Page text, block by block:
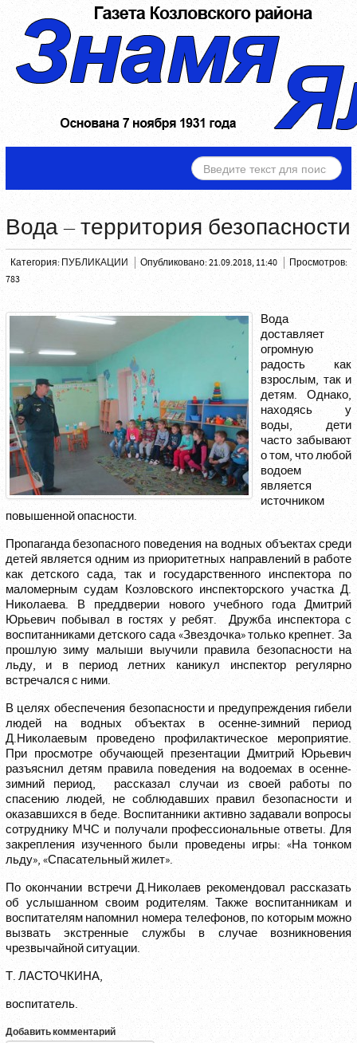
ИСКАТЬ...
Вода – территория безопасности
Категория: ПУБЛИКАЦИИ Опубликовано: 21.09.2018, 11:40
Просмотров:
783
Вода
доставляет
огромную
радость как
взрослым, так и
детям. Однако,
находясь у
воды, дети
часто забывают
о том, что любой
водоем
является
источником
повышенной опасности.
Пропаганда безопасного поведения на водных объектах среди
детей является одним из приоритетных направлений в работе
как детского сада, так и государственного инспектора по
маломерным судам Козловского инспекторского участка Д.
Николаева. В преддверии нового учебного года Дмитрий
Юрьевич побывал в гостях у ребят. Дружба инспектора с
воспитанниками детского сада «Звездочка» только крепнет. За
прошлую зиму малыши выучили правила безопасности на
льду, и в период летних каникул инспектор регулярно
встречался с ними.
В целях обеспечения безопасности и предупреждения гибели
людей на водных объектах в осенне-зимний период
Д.Николаевым проведено профилактическое мероприятие.
При просмотре обучающей презентации Дмитрий Юрьевич
разъяснил детям правила поведения на водоемах в осенне-
зимний период, рассказал случаи из своей работы по
спасению людей, не соблюдавших правил безопасности и
оказавшихся в беде. Воспитанники активно задавали вопросы
сотруднику МЧС и получали профессиональные ответы. Для
закрепления изученного были проведены игры: «На тонком
льду», «Спасательный жилет».
По окончании встречи Д.Николаев рекомендовал рассказать
об услышанном своим родителям. Также воспитанникам и
воспитателям напомнил номера телефонов, по которым можно
вызвать экстренные службы в случае возникновения
чрезвычайной ситуации.
Т. ЛАСТОЧКИНА,
воспитатель.
Добавить комментарий